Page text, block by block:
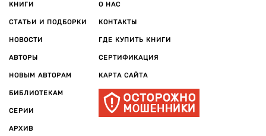
КНИГИ
СТАТЬИ И ПОДБОРКИ
НОВОСТИ
АВТОРЫ
НОВЫМ АВТОРАМ
БИБЛИОТЕКАМ
СЕРИИ
АРХИВ
О НАС
КОНТАКТЫ
ГДЕ КУПИТЬ КНИГИ
СЕРТИФИКАЦИЯ
КАРТА САЙТА